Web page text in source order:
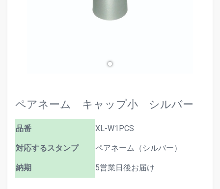
ペアネーム キャップ小 シルバー
品番 XL-W1PCS
対応するスタンプ ペアネーム（シルバー）
納期 5営業日後お届け